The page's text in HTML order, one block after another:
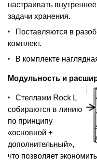
настраивать
задачи хранения.
Поставляются в
комплект.
В комплекте
Модульность и
Стеллажи Rock L
собираются в линию
по принципу
«основной +
дополнительный»,
что позволяет